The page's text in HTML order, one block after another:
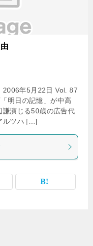
2006年5月22日 Vol. 87
明日の記憶」が中高
謙演じる50歳の広告代
ルツハ […]